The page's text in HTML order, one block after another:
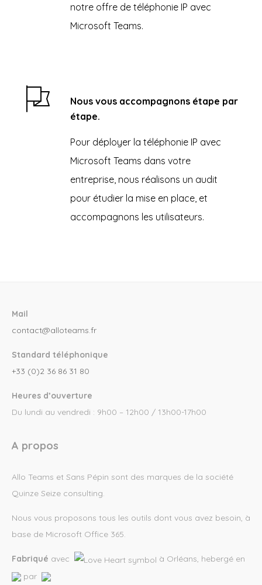
notre offre de téléphonie IP avec
Microsoft Teams.
Nous vous accompagnons étape par
étape.
Pour déployer la téléphonie IP avec
Microsoft Teams dans votre
entreprise, nous réalisons un audit
pour étudier la mise en place, et
accompagnons les utilisateurs.
Mail
contact@alloteams.fr
Standard téléphonique
+33 (0)2 36 86 31 80
Heures d’ouverture
Du lundi au vendredi : 9h00 – 12h00 / 13h00-17h00
A propos
Allo Teams et Sans Pépin sont des marques de la société
Quinze Seize consulting.
Nous vous proposons tous les outils dont vous avez besoin, à
base de Microsoft Office 365.
Fabriqué avec
à Orléans, hebergé en
par